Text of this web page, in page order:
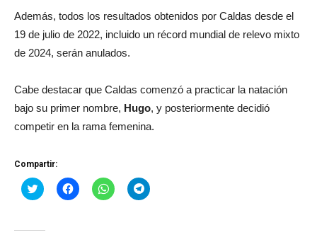
Además, todos los resultados obtenidos por Caldas desde el
19 de julio de 2022, incluido un récord mundial de relevo mixto
de 2024, serán anulados.
Cabe destacar que Caldas comenzó a practicar la natación
bajo su primer nombre, Hugo, y posteriormente decidió
competir en la rama femenina.
Compartir:
Haz
clic
Twitter
Haz
clic
Haz
clic
Haz
clic